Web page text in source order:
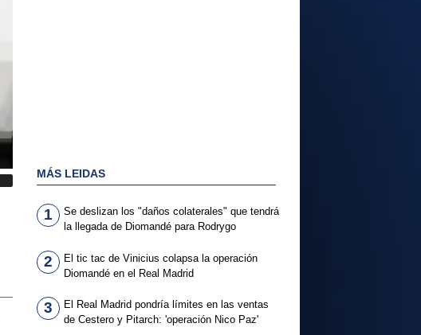
MÁS LEIDAS
1
Se deslizan los "daños colaterales" que tendrá
la llegada de Diomandé para Rodrygo
2
El tic tac de Vinicius colapsa la operación
Diomandé en el Real Madrid
3
El Real Madrid pondría límites en las ventas
de Cestero y Pitarch: 'operación Nico Paz'